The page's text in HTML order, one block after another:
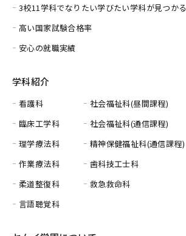
3校11学科でなりたい学びたい学科が見つかる
高い国家試験合格率
安心の就職実績
学科紹介
看護科
臨床工学科
理学療法科
作業療法科
柔道整復科
言語聴覚科
社会福祉科(昼間課程)
社会福祉科(通信課程)
精神保健福祉科(通信課程)
歯科技工士科
救急救命科